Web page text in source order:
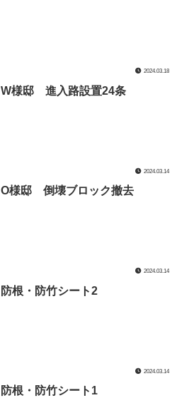
2024.03.18
W様邸 進入路設置24条
2024.03.14
O様邸 倒壊ブロック撤去
2024.03.14
防根・防竹シート2
2024.03.14
防根・防竹シート1